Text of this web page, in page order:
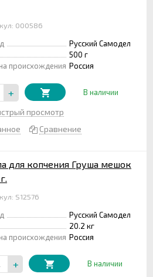
000586
Русский Самодел
500 г
происхождения Россия
+ В наличии
просмотр
Сравнение
для копчения Груша мешок
S12576
Русский Самодел
20.2 кг
происхождения Россия
+ В наличии